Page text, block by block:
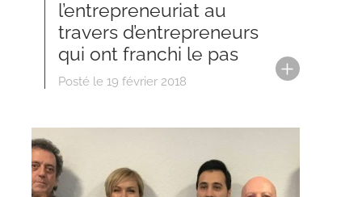
l’entrepreneuriat au
travers d’entrepreneurs
qui ont franchi le pas
Posté le 19 février 2018